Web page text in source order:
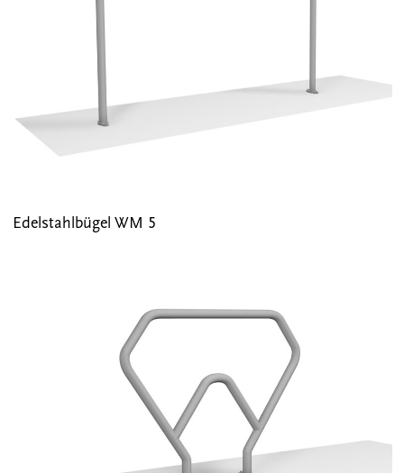
Edelstahlbügel WM 5